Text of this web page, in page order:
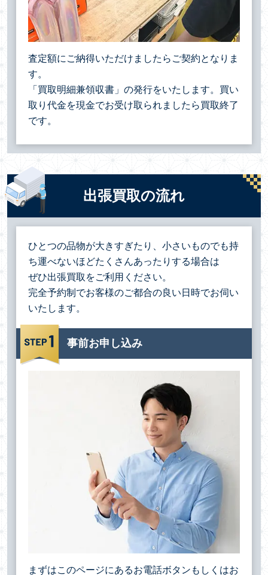
査定額にご納得いただけましたらご契約となりま
す。
「買取明細兼領収書」の発行をいたします。買い
取り代金を現金でお受け取られましたら買取終了
です。
出張買取の流れ
ひとつの品物が大きすぎたり、小さいものでも持
ち運べないほどたくさんあったりする場合は
ぜひ出張買取をご利用ください。
完全予約制でお客様のご都合の良い日時でお伺い
いたします。
事前お申し込み
まずはこのページにあるお電話ボタンもしくはお